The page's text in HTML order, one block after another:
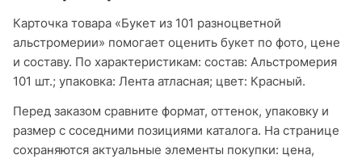
Карточка товара «Букет из 101 разноцветной
альстромерии» помогает оценить букет по фото, цене
и составу. По характеристикам: состав: Альстромерия
101 шт.; упаковка: Лента атласная; цвет: Красный.
Перед заказом сравните формат, оттенок, упаковку и
размер с соседними позициями каталога. На странице
сохраняются актуальные элементы покупки: цена,